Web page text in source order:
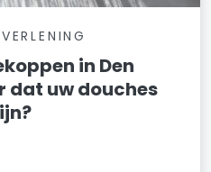
in Den
dat uw douches